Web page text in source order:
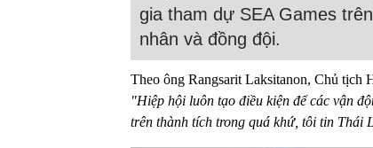
gia tham dự SEA Games
nhân và đồng đội.
Theo ông Rangsarit Laksitanon, Chủ tịch
"Hiệp hội luôn tạo điều kiện để các vận
trên thành tích trong quá khứ, tôi tin Thái